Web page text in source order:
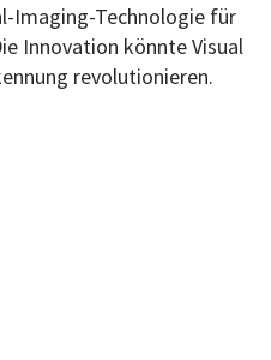
Imaging-Technologie für
Innovation könnte Visual
revolutionieren.